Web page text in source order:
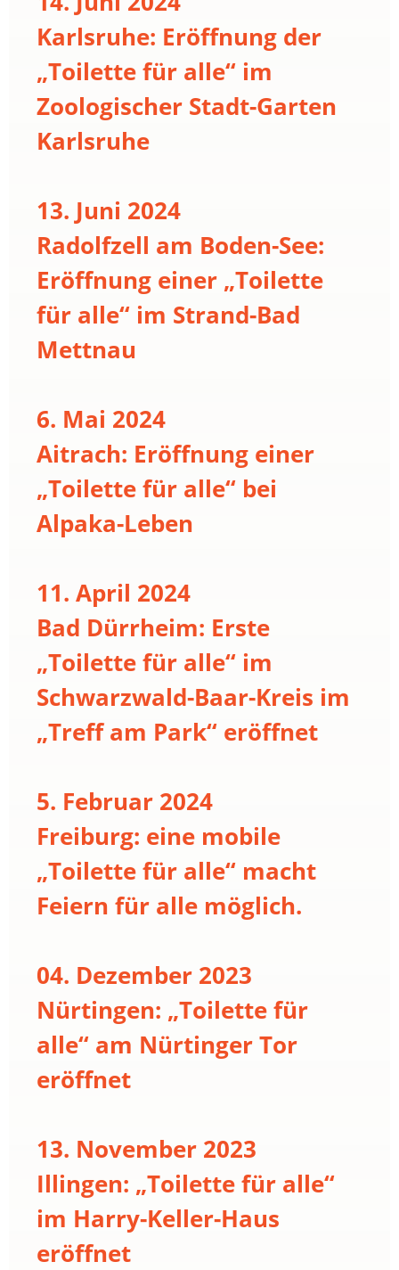
Karlsruhe: Eröffnung der
„Toilette für alle“ im
Zoologischer Stadt-Garten
Karlsruhe
13. Juni 2024
Radolfzell am Boden-See:
Eröffnung einer „Toilette
für alle“ im Strand-Bad
Mettnau
6. Mai 2024
Aitrach: Eröffnung einer
„Toilette für alle“ bei
Alpaka-Leben
11. April 2024
Bad Dürrheim: Erste
„Toilette für alle“ im
Schwarzwald-Baar-Kreis im
„Treff am Park“ eröffnet
5. Februar 2024
Freiburg: eine mobile
„Toilette für alle“ macht
Feiern für alle möglich.
04. Dezember 2023
Nürtingen: „Toilette für
alle“ am Nürtinger Tor
eröffnet
13. November 2023
Illingen: „Toilette für alle“
im Harry-Keller-Haus
eröffnet